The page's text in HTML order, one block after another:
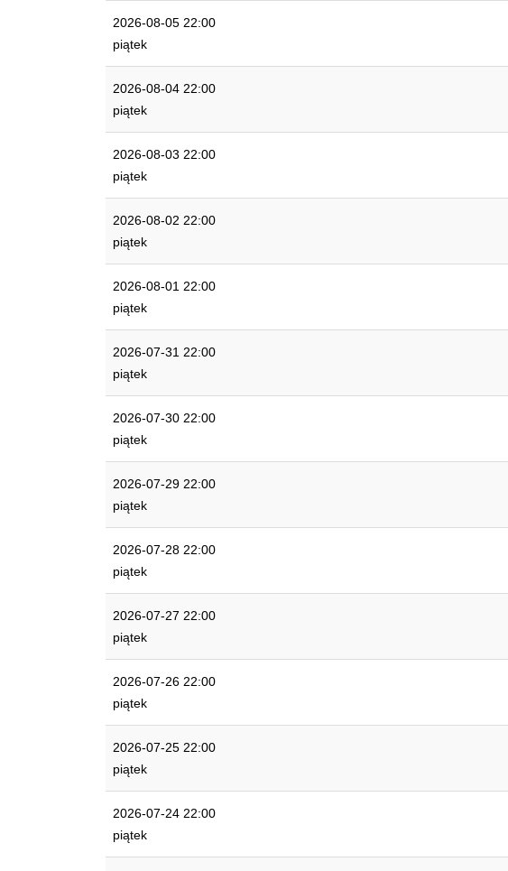
2026-08-05 22:00
piątek
2026-08-04 22:00
piątek
2026-08-03 22:00
piątek
2026-08-02 22:00
piątek
2026-08-01 22:00
piątek
2026-07-31 22:00
piątek
2026-07-30 22:00
piątek
2026-07-29 22:00
piątek
2026-07-28 22:00
piątek
2026-07-27 22:00
piątek
2026-07-26 22:00
piątek
2026-07-25 22:00
piątek
2026-07-24 22:00
piątek